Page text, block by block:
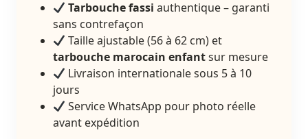
Tarbouche fassi authentique – garanti
sans contrefaçon
Taille ajustable (56 à 62 cm) et
tarbouche marocain enfantsur mesure
Livraison internationale sous 5 à 10
jours
Service WhatsApp pour photo réelle
avant expédition